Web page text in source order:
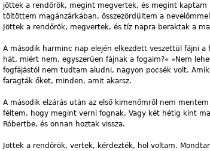
jöttek a rendőrök, megint megvertek, és megint
töltöttem magánzárkában, összezördültem a
Jöttek a rendőrök, megvertek, és tíz napra beraktak a
A második harminc nap elején elkezdett veszettül fájni
hát, miért nem, egyszerűen fájnak a fogaim?« »Nem
fogfájástól nem tudtam aludni, nagyon pocsék volt.
faragták őket, minden, amit akarsz.
A második elzárás után az első kimenőmről nem
féltem, hogy megint verni fognak. Vagy két hétig kint
Róbertbe, és onnan hoztak vissza.
Jöttek a rendőrök, vertek, kérdezték, hol voltam.